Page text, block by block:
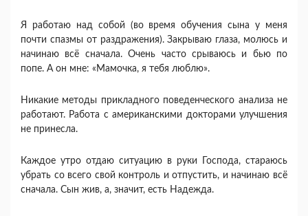
Я работаю над собой (во время обучения сына у меня
почти спазмы от раздражения). Закрываю глаза, молюсь и
начинаю всё сначала. Очень часто срываюсь и бью по
попе. А он мне: «Мамочка, я тебя люблю».
Никакие методы прикладного поведенческого анализа не
работают. Работа с американскими докторами улучшения
не принесла.
Каждое утро отдаю ситуацию в руки Господа, стараюсь
убрать со всего свой контроль и отпустить, и начинаю всё
сначала. Сын жив, а, значит, есть Надежда.